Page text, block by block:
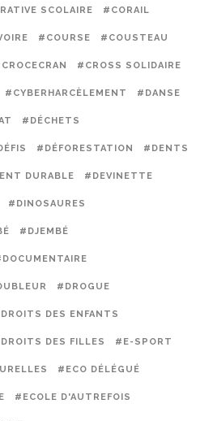
SCOLAIRE #CORAIL
#COURSE #COUSTEAU
#CROSS SOLIDAIRE
#CYBERHARCÈLEMENT #DANSE
#DÉCHETS
#DÉFORESTATION #DENTS
DURABLE #DEVINETTE
#DINOSAURES
#DJEMBÉ
#DROGUE
DES ENFANTS
DES FILLES #E-SPORT
#ECO DÉLÉGUÉ
#ECOLE D'AUTREFOIS